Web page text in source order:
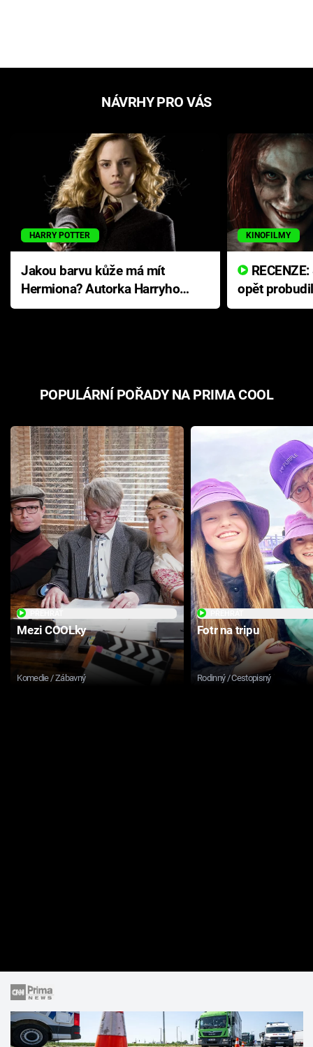
NÁVRHY PRO VÁS
HARRY POTTER
Jakou barvu kůže má mít
Hermiona? Autorka Harryho
Pottera přišla s ráznou
KINOFILMY
opět
přichází s
POPULÁRNÍ POŘADY NA PRIMA COOL
Mezi COOLky
Komedie / Zábavný
Fotr na tripu
Rodinný / Cestopisný